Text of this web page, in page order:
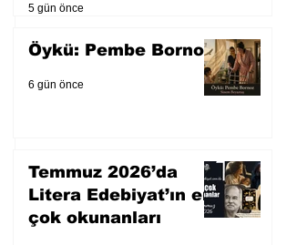
5 gün önce
Öykü: Pembe Bornoz
6 gün önce
Temmuz 2026’da
Litera Edebiyat’ın en
çok okunanları